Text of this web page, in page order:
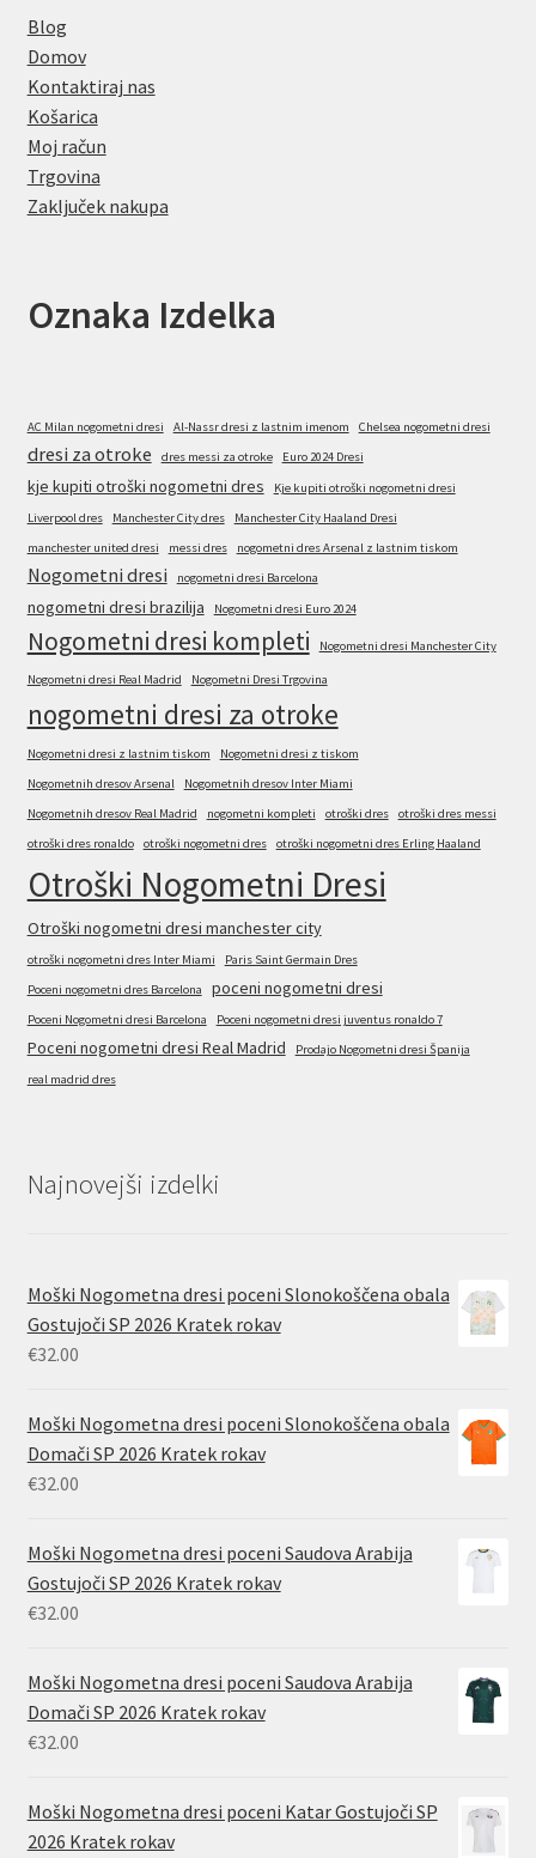
Blog
Domov
Kontaktiraj nas
Košarica
Moj račun
Trgovina
Zaključek nakupa
Oznaka Izdelka
AC Milan nogometni dresi Al-Nassr dresi z lastnim imenom Chelsea nogometni dresi
dresi za otroke dres messi za otroke Euro 2024 Dresi
kje kupiti otroški nogometni dres
Kje kupiti otroški nogometni dresi
Liverpool dres
Manchester City dres
Manchester City Haaland Dresi
manchester united dresi
messi dres nogometni dres Arsenal z lastnim tiskom
Nogometni dresi nogometni dresi Barcelona
nogometni dresi brazilija Nogometni dresi Euro 2024
Nogometni dresi kompleti Nogometni dresi Manchester City
Nogometni dresi Real Madrid Nogometni Dresi Trgovina
nogometni dresi za otroke
Nogometni dresi z lastnim tiskom
Nogometni dresi z tiskom
Nogometnih dresov Arsenal
Nogometnih dresov Inter Miami
Nogometnih dresov Real Madrid
nogometni kompleti otroški dres
otroški dres messi
otroški dres ronaldo
otroški nogometni dres otroški nogometni dres Erling Haaland
Otroški Nogometni Dresi
Otroški nogometni dresi manchester city
otroški nogometni dres Inter Miami
Paris Saint Germain Dres
Poceni nogometni dres Barcelona
poceni nogometni dresi
Poceni Nogometni dresi Barcelona Poceni nogometni dresi juventus ronaldo 7
Poceni nogometni dresi Real Madrid
Prodajo Nogometni dresi Španija
real madrid dres
Najnovejši izdelki
Moški Nogometna dresi poceni Slonokoščena obala
Gostujoči SP 2026 Kratek rokav
€32.00
Moški Nogometna dresi poceni Slonokoščena obala
Domači SP 2026 Kratek rokav
€32.00
Moški Nogometna dresi poceni Saudova Arabija
Gostujoči SP 2026 Kratek rokav
€32.00
Moški Nogometna dresi poceni Saudova Arabija
Domači SP 2026 Kratek rokav
€32.00
Moški Nogometna dresi poceni Katar Gostujoči SP
2026 Kratek rokav